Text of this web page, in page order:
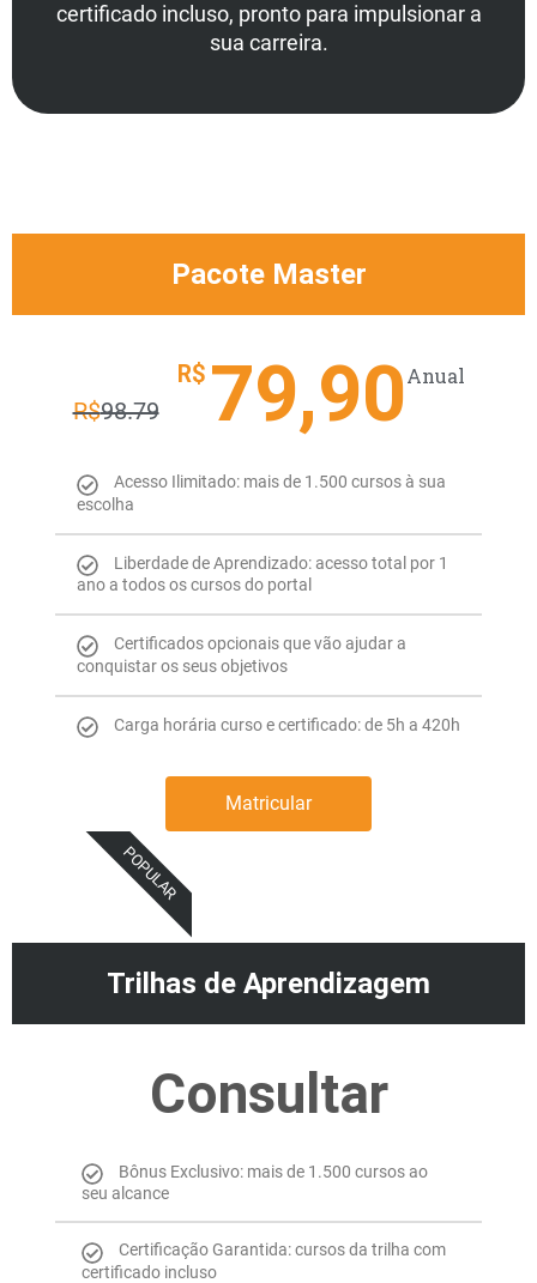
certificado incluso, pronto para impulsionar a
sua carreira.
Pacote Master
R$98.79
R$ 79,90Anual
Acesso Ilimitado: mais de 1.500 cursos à sua
escolha
Liberdade de Aprendizado: acesso total por 1
ano a todos os cursos do portal
Certificados opcionais que vão ajudar a
conquistar os seus objetivos
Carga horária curso e certificado: de 5h a 420h
Matricular
POPULAR
Trilhas de Aprendizagem
Consultar
Bônus Exclusivo: mais de 1.500 cursos ao
seu alcance
Certificação Garantida: cursos da trilha com
certificado incluso